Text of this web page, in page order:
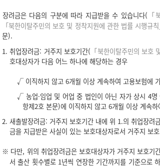
장려금은 다음의 구분에 따라 지급받을 수 있습니다( 「
「북한이탈주민의 보호 및 정착지원에 관한 법률 시행규
문).
1. 취업장려금: 거주지 보호기간( 「북한이탈주민의 보호
호대상자가 다음 어느 하나에 해당하는 경우
√ 이직하지 않고 6개월 이상 계속하여 고용보험에
√ 농업·임업 및 어업 중 법인이 아닌 자가 상시 4명
항제2호 본문)에 이직하지 않고 6개월 이상 계속
2. 새출발장려금: 거주지 보호기간 내에 위 1.의 취업장려
금을 지급받은 사실이 있는 보호대상자로서 거주지 보
※ 다만, 위의 취업장려금은 보호대상자가 거주지 보호기
서 출산 횟수별로 1년씩 연장한 기간까지를 기준으로